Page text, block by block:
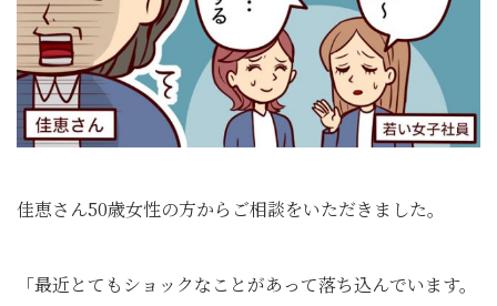
佳恵さん50歳女性の方からご相談をいただきました。
「最近とてもショックなことがあって落ち込んでいます。